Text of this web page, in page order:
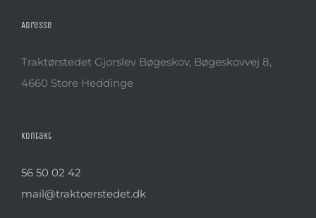
Adresse
Traktørstedet Gjorslev Bøgeskov, Bøgeskovvej 8,
4660 Store Heddinge
Kontakt
56 50 02 42
mail@traktoerstedet.dk